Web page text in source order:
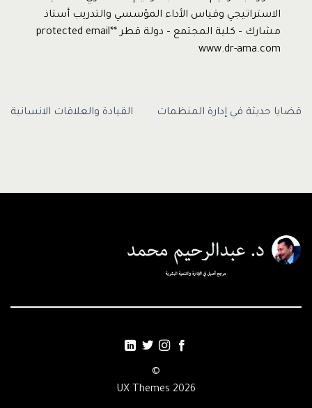
الاستراتيجي وقياس الأداء المؤسسي والتدريب أستاذ
مشارك – كلية المجتمع – دولة قطر *protected email*
www.dr-ama.com
قضايا حديثة في إدارة المنظمات القيادة والعلاقات الانسانية
©
2026 UX Themes